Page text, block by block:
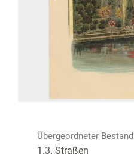
Übergeordneter Bestand
1.3. Straßen